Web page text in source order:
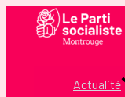
Actualité